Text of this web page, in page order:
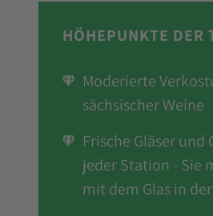
HÖHEPUNKTE DER
Moderierte
sächsischer Weine
Frische Gläser und
jeder Station - Sie
mit dem Glas in